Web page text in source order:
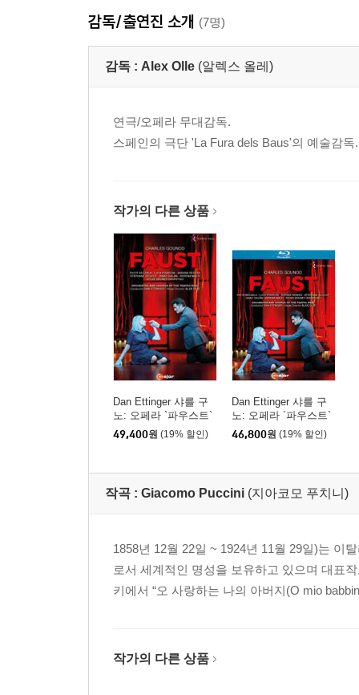
감독/출연진 소개 (7명)
감독 : Alex Olle (알렉스 올레)
연극/오페라 무대감독.
스페인의 극단 'La Fura dels Baus'의 예술감독.
작가의 다른 상품
Dan Ettinger 샤를 구
노: 오페라 `파우스트`
(Charles Gounod: Oper
a `Faust `)
49,400원 (19% 할인)
Dan Ettinger 샤를 구
노: 오페라 `파우스트`
Charles Gounod: Oper
a `Faust `
46,800원 (19% 할인)
작곡 : Giacomo Puccini (지아코모 푸치니)
1858년 12월 22일 ~ 1924년 11월 29일)는 이
로서 세계적인 명성을 보유하고 있으며 대표
키에서 “오 사랑하는 나의 아버지(O mio
작가의 다른 상품